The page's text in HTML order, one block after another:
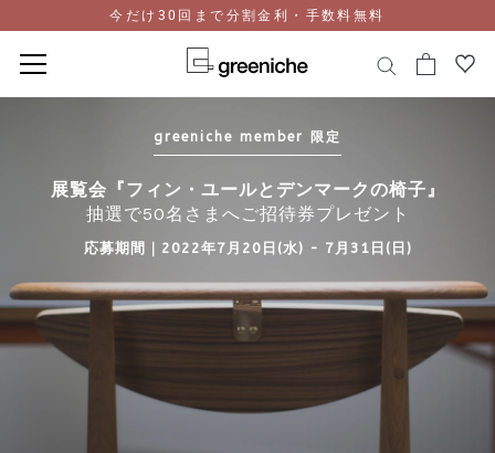
ッ
プ
今だけ30回まで分割金利・手数料無料
greeniche member 限定
展覧会『フィン・ユールとデンマークの椅子』
抽選で50名さまへご招待券プレゼント
応募期間｜2022年7月20日(水) - 7月31日(日)